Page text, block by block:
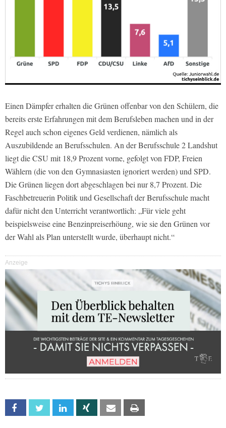
Einen Dämpfer erhalten die Grünen offenbar von den Schülern, die
bereits erste Erfahrungen mit dem Berufsleben machen und in der
Regel auch schon eigenes Geld verdienen, nämlich als
Auszubildende an Berufsschulen. An der Berufsschule 2 Landshut
liegt die CSU mit 18,9 Prozent vorne, gefolgt von FDP, Freien
Wählern (die von den Gymnasiasten ignoriert werden) und SPD.
Die Grünen liegen dort abgeschlagen bei nur 8,7 Prozent. Die
Faschbetreuerin Politik und Gesellschaft der Berufsschule macht
dafür nicht den Unterricht verantwortlich: „Für viele geht
beispielsweise eine Benzinpreiserhöung, wie sie den Grünen vor
der Wahl als Plan unterstellt wurde, überhaupt nicht.“
Anzeige
Facebook Twitter Linkedin Xing Email